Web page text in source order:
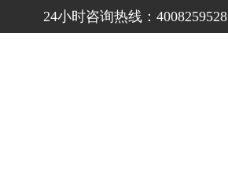
24小时咨询热线：4008259528